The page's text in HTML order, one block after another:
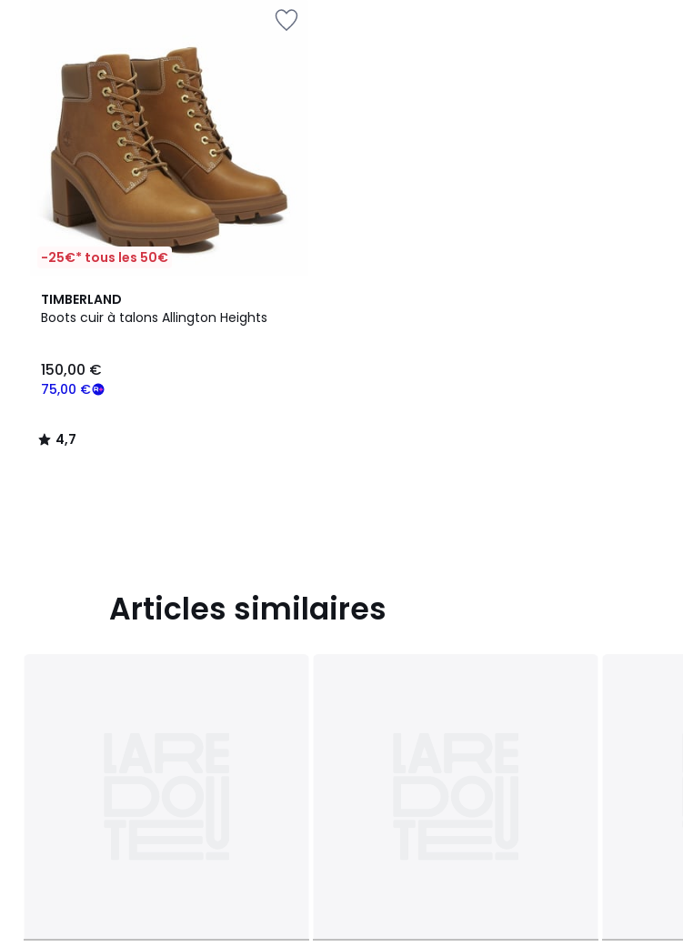
-25€* tous les 50€
TIMBERLAND
Boots cuir à talons Allington Heights
75,00 €
150,00 €
4,7
/ 5
4,7
/
Articles similaires